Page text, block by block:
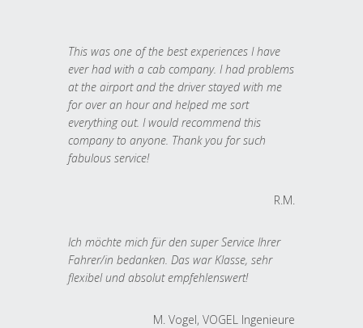
This was one of the best experiences I have
ever had with a cab company. I had problems
at the airport and the driver stayed with me
for over an hour and helped me sort
everything out. I would recommend this
company to anyone. Thank you for such
fabulous service!
R.M.
Ich möchte mich für den super Service Ihrer
Fahrer/in bedanken. Das war Klasse, sehr
flexibel und absolut empfehlenswert!
M. Vogel, VOGEL Ingenieure